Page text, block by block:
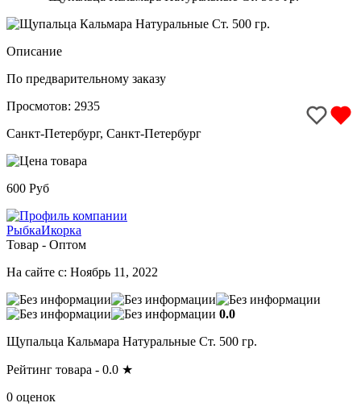
Описание
По предварительному заказу
Просмотов: 2935
Санкт-Петербург, Санкт-Петербург
600 Руб
РыбкаИкорка
Товар - Оптом
На сайте с: Ноябрь 11, 2022
0.0
Щупальца Кальмара Натуральные Ст. 500 гр.
Рейтинг товара - 0.0 ★
0 оценок